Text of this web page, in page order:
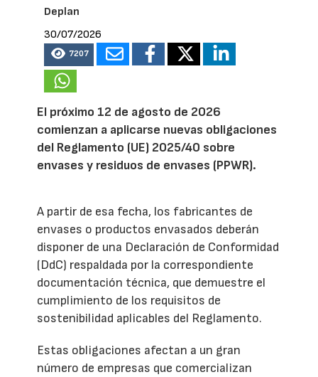
Deplan
30/07/2026
7207
El próximo 12 de agosto de 2026
comienzan a aplicarse nuevas obligaciones
del Reglamento (UE) 2025/40 sobre
envases y residuos de envases (PPWR).
A partir de esa fecha, los fabricantes de
envases o productos envasados deberán
disponer de una Declaración de Conformidad
(DdC) respaldada por la correspondiente
documentación técnica, que demuestre el
cumplimiento de los requisitos de
sostenibilidad aplicables del Reglamento.
Estas obligaciones afectan a un gran
número de empresas que comercializan